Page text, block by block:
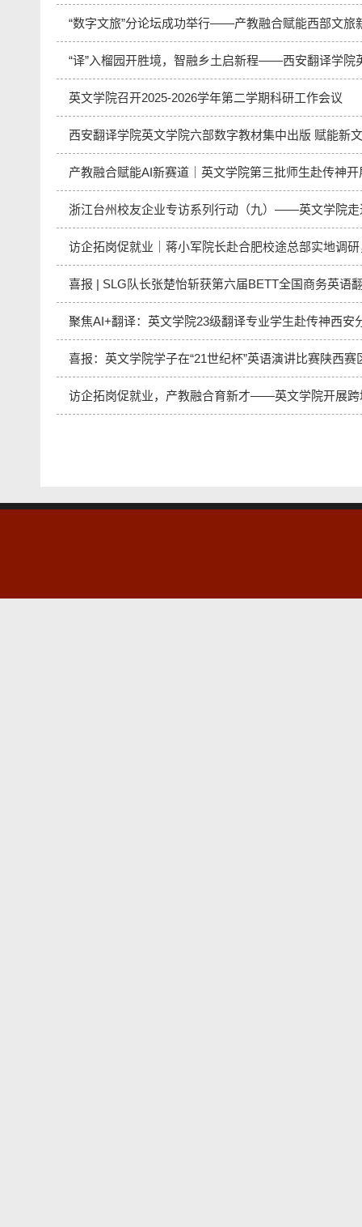
“数字文旅”分论坛成功举行——产教融合赋能西部文旅
“译”入榴园开胜境，智融乡土启新程——西安翻译学院
英文学院召开2025-2026学年第二学期科研工作会议
西安翻译学院英文学院六部数字教材集中出版 赋能新
产教融合赋能AI新赛道｜英文学院第三批师生赴传神
浙江台州校友企业专访系列行动（九）——英文学院走
访企拓岗促就业｜蒋小军院长赴合肥校途总部实地调
喜报 | SLG队长张楚怡斩获第六届BETT全国商务英语
聚焦AI+翻译：英文学院23级翻译专业学生赴传神西安
喜报：英文学院学子在“21世纪杯”英语演讲比赛陕西
访企拓岗促就业，产教融合育新才——英文学院开展跨